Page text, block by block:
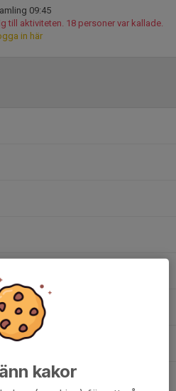
09:45
till aktiviteten. 18 personer var kallade.
in här
kakor